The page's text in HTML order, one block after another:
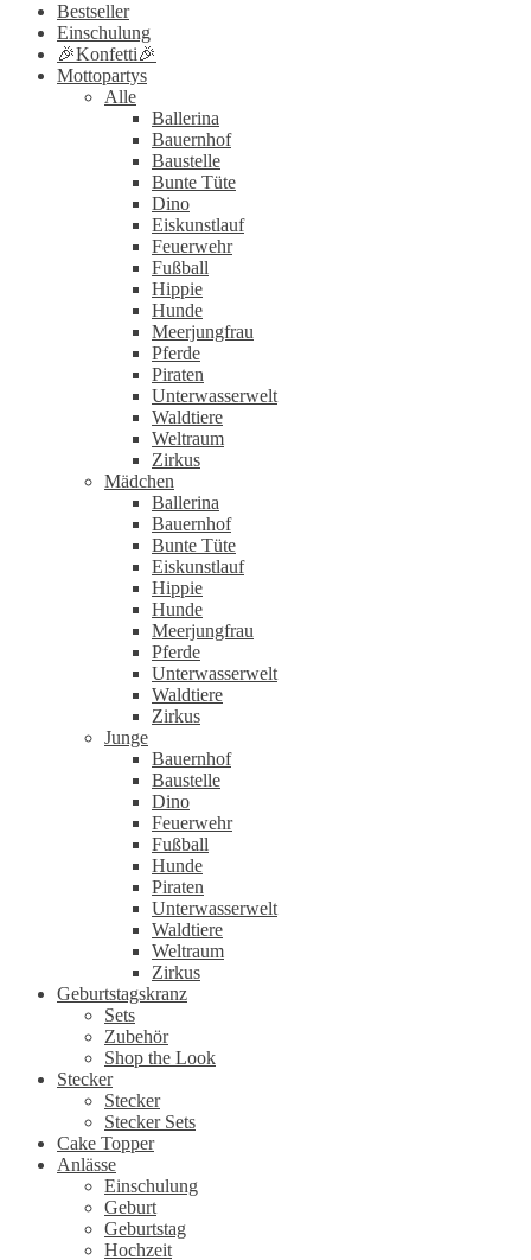
Bestseller
Einschulung
🎉Konfetti🎉
Mottopartys
Alle
Ballerina
Bauernhof
Baustelle
Bunte Tüte
Dino
Eiskunstlauf
Feuerwehr
Fußball
Hippie
Hunde
Meerjungfrau
Pferde
Piraten
Unterwasserwelt
Waldtiere
Weltraum
Zirkus
Mädchen
Ballerina
Bauernhof
Bunte Tüte
Eiskunstlauf
Hippie
Hunde
Meerjungfrau
Pferde
Unterwasserwelt
Waldtiere
Zirkus
Junge
Bauernhof
Baustelle
Dino
Feuerwehr
Fußball
Hunde
Piraten
Unterwasserwelt
Waldtiere
Weltraum
Zirkus
Geburtstagskranz
Sets
Zubehör
Shop the Look
Stecker
Stecker
Stecker Sets
Cake Topper
Anlässe
Einschulung
Geburt
Geburtstag
Hochzeit